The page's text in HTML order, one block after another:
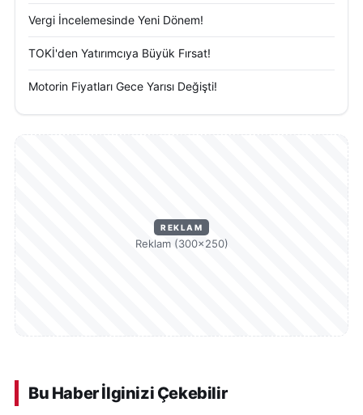
Vergi İncelemesinde Yeni Dönem!
TOKİ'den Yatırımcıya Büyük Fırsat!
Motorin Fiyatları Gece Yarısı Değişti!
REKLAM
Reklam (300×250)
Bu Haber İlginizi Çekebilir